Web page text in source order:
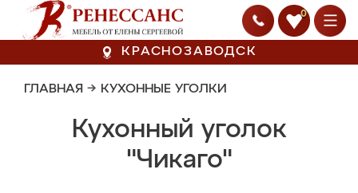
0
КРАСНОЗАВОДСК
ГЛАВНАЯ → КУХОННЫЕ УГОЛКИ
Кухонный уголок
"Чикаго"